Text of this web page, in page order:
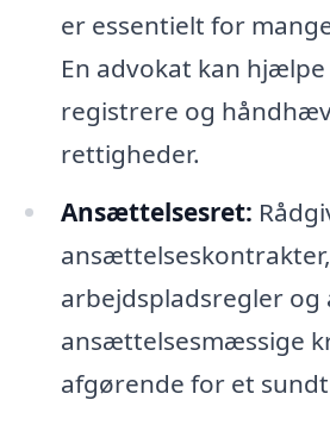
er essentielt for
En advokat kan
registrere og
rettigheder.
Ansættelsesret:
arbejdspladsregler og
ansættelsesmæssige
afgørende for et